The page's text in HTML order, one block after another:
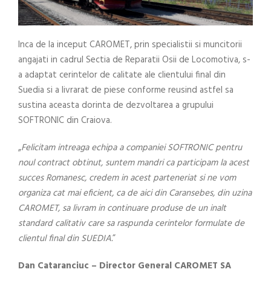
Inca de la inceput CAROMET, prin specialistii si muncitorii
angajati in cadrul Sectia de Reparatii Osii de Locomotiva, s-
a adaptat cerintelor de calitate ale clientului final din
Suedia si a livrarat de piese conforme reusind astfel sa
sustina aceasta dorinta de dezvoltarea a grupului
SOFTRONIC din Craiova.
„Felicitam intreaga echipa a companiei SOFTRONIC pentru
noul contract obtinut, suntem mandri ca participam la acest
succes Romanesc, credem in acest parteneriat si ne vom
organiza cat mai eficient, ca de aici din Caransebes, din uzina
CAROMET, sa livram in continuare produse de un inalt
standard calitativ care sa raspunda cerintelor formulate de
clientul final din SUEDIA.”
Dan Cataranciuc – Director General CAROMET SA